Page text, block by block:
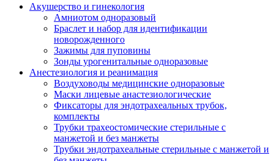
Акушерство и гинекология
Амниотом одноразовый
Браслет и набор для идентификации
новорожденного
Зажимы для пуповины
Зонды урогенитальные одноразовые
Анестезиология и реанимация
Воздуховоды медицинские одноразовые
Маски лицевые анастезиологические
Фиксаторы для эндотрахеальных трубок,
комплекты
Трубки трахеостомические стерильные с
манжетой и без манжеты
Трубки эндотрахеальные стерильные с манжетой и